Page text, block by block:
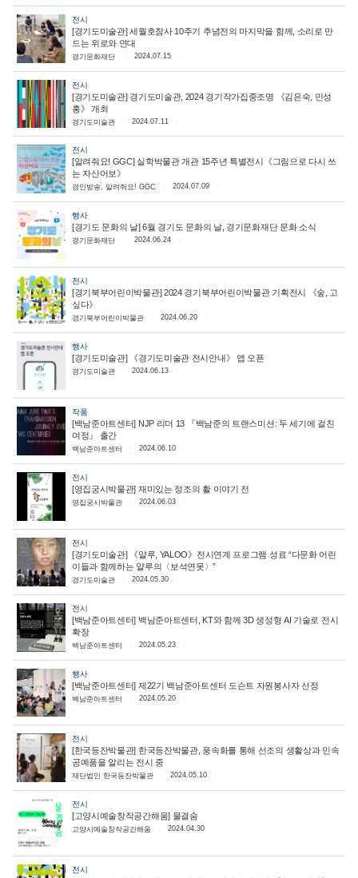
전시
[경기도미술관] 세월호참사 10주기 추념전의 마지막을 함께, 소리로 만
드는 위로와 연대
경기문화재단 2024.07.15
전시
[경기도미술관] 경기도미술관, 2024 경기작가집중조명 《김은숙, 민성
홍》 개최
경기도미술관 2024.07.11
전시
[알려줘요! GGC] 실학박물관 개관 15주년 특별전시《그림으로 다시 쓰
는 자산어보》
경인방송, 알려줘요! GGC 2024.07.09
행사
[경기도 문화의 날] 6월 경기도 문화의 날, 경기문화재단 문화 소식
경기문화재단 2024.06.24
전시
[경기북부어린이박물관] 2024 경기북부어린이박물관 기획전시 《숲, 고
싶다》
경기북부어린이박물관 2024.06.20
행사
[경기도미술관] 《경기도미술관 전시안내》 앱 오픈
경기도미술관 2024.06.13
작품
[백남준아트센터] NJP 리더 13 『백남준의 트랜스미션: 두 세기에 걸친
여정』 출간
백남준아트센터 2024.06.10
전시
[영집궁시박물관] 재미있는 정조의 활 이야기 전
영집궁시박물관 2024.06.03
전시
[경기도미술관] 《얄루, YALOO》전시연계 프로그램 성료 “다문화 어린
이들과 함께하는 얄루의〈보석연못〉”
경기도미술관 2024.05.30
전시
[백남준아트센터] 백남준아트센터, KT와 함께 3D 생성형 AI 기술로 전시
확장
백남준아트센터 2024.05.23
행사
[백남준아트센터] 제22기 백남준아트센터 도슨트 자원봉사자 선정
백남준아트센터 2024.05.20
전시
[한국등잔박물관] 한국등잔박물관, 풍속화를 통해 선조의 생활상과 민속
공예품을 알리는 전시 중
재단법인 한국등잔박물관 2024.05.10
전시
[고양시예술창작공간해움] 물결숨
고양시예술창작공간해움 2024.04.30
전시